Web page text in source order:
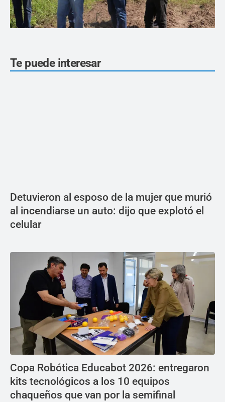
Te puede interesar
Detuvieron al esposo de la mujer que murió
al incendiarse un auto: dijo que explotó el
celular
Copa Robótica Educabot 2026: entregaron
kits tecnológicos a los 10 equipos
chaqueños que van por la semifinal